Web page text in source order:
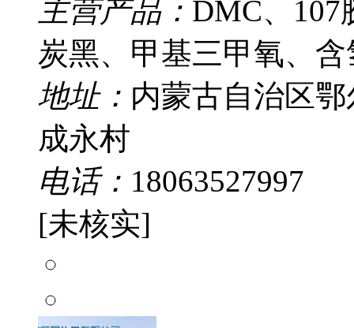
主营产品： DMC、107
炭黑、甲基三甲氧、
地址： 内蒙古自治区
成永村
电话： 18063527997
[未核实]